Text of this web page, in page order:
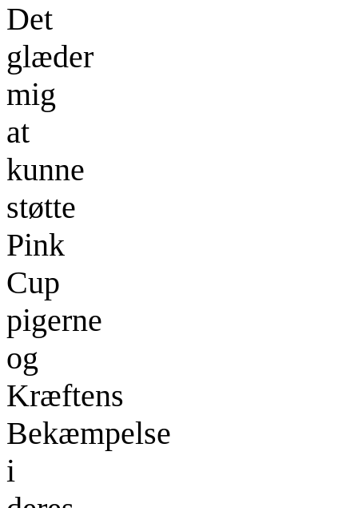
Det
glæder
mig
at
kunne
støtte
Pink
Cup
pigerne
og
Kræftens
Bekæmpelse
i